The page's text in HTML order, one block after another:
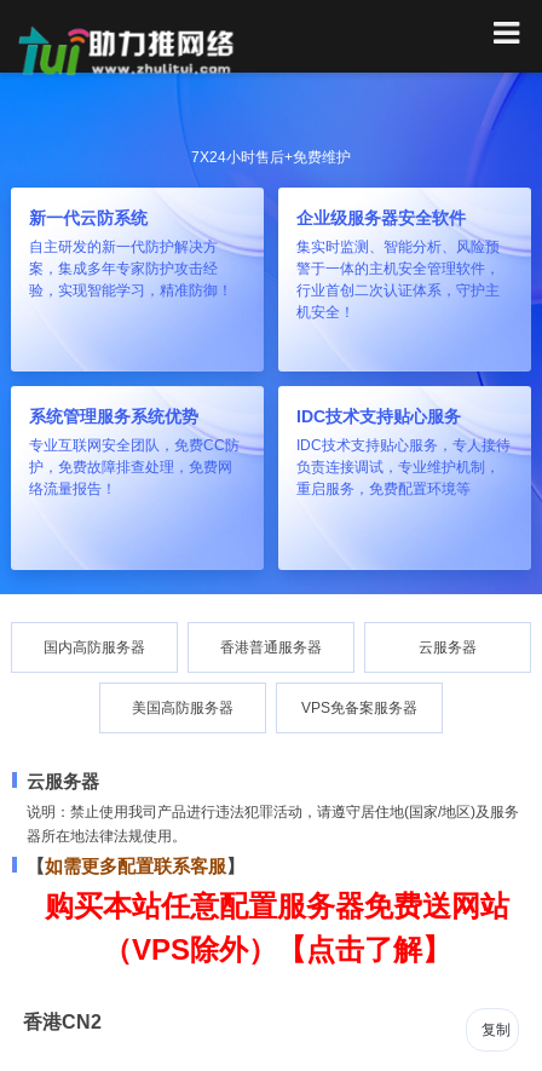
7X24小时售后+免费维护
新一代云防系统
自主研发的新一代防护解决方
案，集成多年专家防护攻击经
验，实现智能学习，精准防御！
企业级服务器安全软件
集实时监测、智能分析、风险预
警于一体的主机安全管理软件，
行业首创二次认证体系，守护主
机安全！
系统管理服务系统优势
专业互联网安全团队，免费CC防
护，免费故障排查处理，免费网
络流量报告！
IDC技术支持贴心服务
IDC技术支持贴心服务，专人接待
负责连接调试，专业维护机制，
重启服务，免费配置环境等
国内高防服务器 香港普通服务器 云服务器
美国高防服务器 VPS免备案服务器
云服务器
说明：禁止使用我司产品进行违法犯罪活动，请遵守居住地(国家/地区)及服务
器所在地法律法规使用。
【如需更多配置联系客服】
购买本站任意配置服务器免费送网站
（VPS除外）【点击了解】
香港CN2 复制